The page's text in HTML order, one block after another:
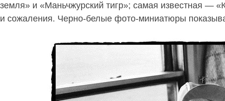
земля» и «Маньчжурский тигр»; самая известная —
и сожаления. Черно-белые фото-миниатюры